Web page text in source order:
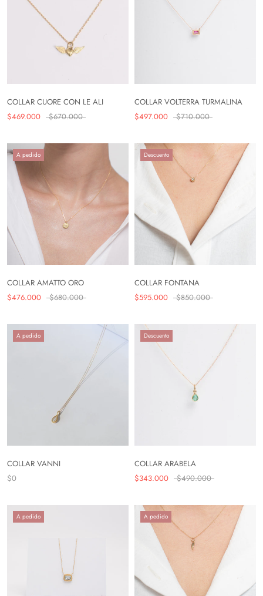
COLLAR CUORE CON LE ALI
$469.000
$670.000
COLLAR VOLTERRA TURMALINA
$497.000
$710.000
A pedido
COLLAR AMATTO ORO
$476.000
$680.000
Descuento
COLLAR FONTANA
$595.000
$850.000
A pedido
COLLAR VANNI
$0
Descuento
COLLAR ARABELA
$343.000
$490.000
A pedido A pedido